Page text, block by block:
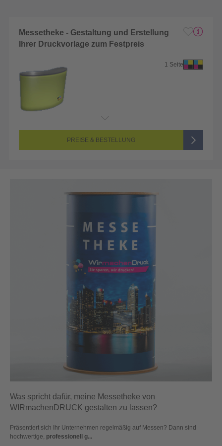
Messetheke - Gestaltung und Erstellung
Ihrer Druckvorlage zum Festpreis
1 Seite
PREISE & BESTELLUNG
Was spricht dafür, meine Messetheke von
WIRmachenDRUCK gestalten zu lassen?
Präsentiert sich Ihr Unternehmen regelmäßig auf Messen? Dann sind
hochwertige, professionell g...